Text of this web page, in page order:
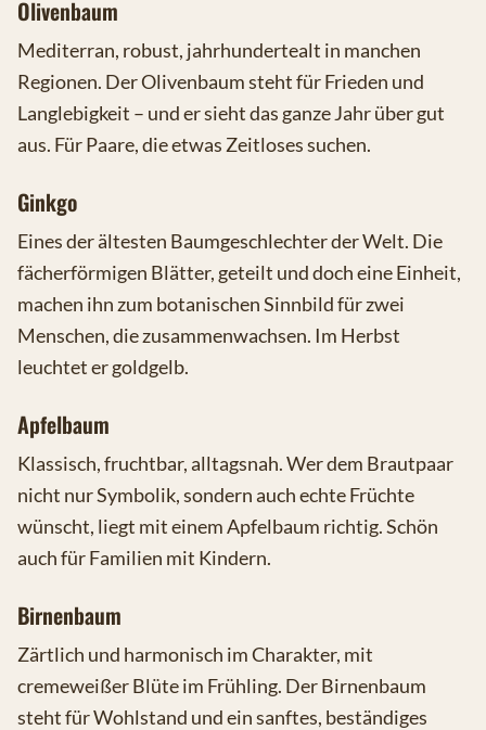
Olivenbaum
Mediterran, robust, jahrhundertealt in manchen
Regionen. Der Olivenbaum steht für Frieden und
Langlebigkeit – und er sieht das ganze Jahr über gut
aus. Für Paare, die etwas Zeitloses suchen.
Ginkgo
Eines der ältesten Baumgeschlechter der Welt. Die
fächerförmigen Blätter, geteilt und doch eine Einheit,
machen ihn zum botanischen Sinnbild für zwei
Menschen, die zusammenwachsen. Im Herbst
leuchtet er goldgelb.
Apfelbaum
Klassisch, fruchtbar, alltagsnah. Wer dem Brautpaar
nicht nur Symbolik, sondern auch echte Früchte
wünscht, liegt mit einem Apfelbaum richtig. Schön
auch für Familien mit Kindern.
Birnenbaum
Zärtlich und harmonisch im Charakter, mit
cremeweißer Blüte im Frühling. Der Birnenbaum
steht für Wohlstand und ein sanftes, beständiges